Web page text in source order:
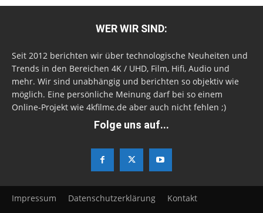
WER WIR SIND:
Seit 2012 berichten wir über technologische Neuheiten und
Trends in den Bereichen 4K / UHD, Film, Hifi, Audio und
mehr. Wir sind unabhängig und berichten so objektiv wie
möglich. Eine persönliche Meinung darf bei so einem
Online-Projekt wie 4kfilme.de aber auch nicht fehlen ;)
Folge uns auf...
Impressum Datenschutzerklärung Kontakt